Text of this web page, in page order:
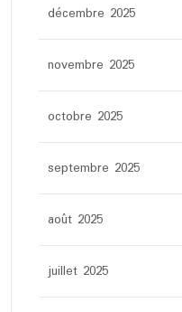
décembre 2025
novembre 2025
octobre 2025
septembre 2025
août 2025
juillet 2025